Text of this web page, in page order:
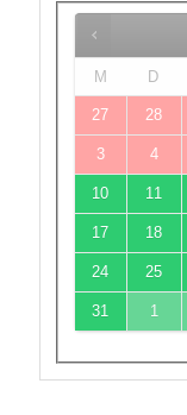
M D
27 28
3 4
10 11
17 18
24 25
31 1